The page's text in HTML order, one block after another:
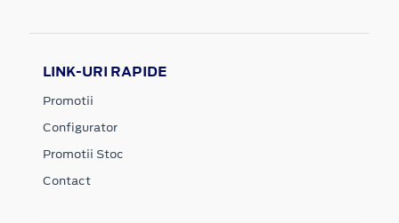
LINK-URI RAPIDE
Promotii
Configurator
Promotii Stoc
Contact